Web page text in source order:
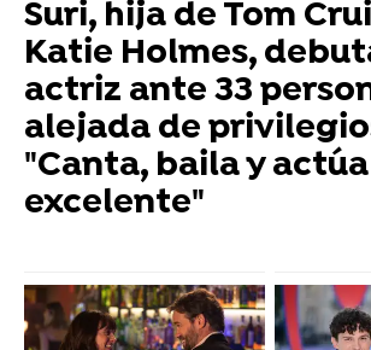
Suri, hija de Tom
Katie Holmes,
actriz ante 33
alejada de
"Canta, baila y actúa
excelente"